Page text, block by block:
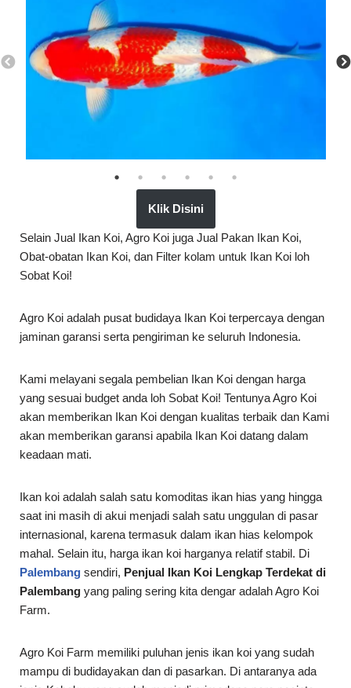
Klik Disini
Selain Jual Ikan Koi, Agro Koi juga Jual Pakan Ikan Koi,
Obat-obatan Ikan Koi, dan Filter kolam untuk Ikan Koi loh
Sobat Koi!
Agro Koi adalah pusat budidaya Ikan Koi terpercaya dengan
jaminan garansi serta pengiriman ke seluruh Indonesia.
Kami melayani segala pembelian Ikan Koi dengan harga
yang sesuai budget anda loh Sobat Koi! Tentunya Agro Koi
akan memberikan Ikan Koi dengan kualitas terbaik dan Kami
akan memberikan garansi apabila Ikan Koi datang dalam
keadaan mati.
Ikan koi adalah salah satu komoditas ikan hias yang hingga
saat ini masih di akui menjadi salah satu unggulan di pasar
internasional, karena termasuk dalam ikan hias kelompok
mahal. Selain itu, harga ikan koi harganya relatif stabil. Di
Palembang sendiri, Penjual Ikan Koi Lengkap Terdekat di
Palembang yang paling sering kita dengar adalah Agro Koi
Farm.
Agro Koi Farm memiliki puluhan jenis ikan koi yang sudah
mampu di budidayakan dan di pasarkan. Di antaranya ada